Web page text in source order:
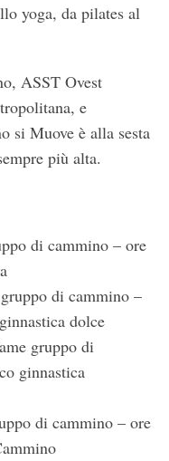
yoga, da pilates al
ASST Ovest
e
si Muove è alla sesta
più alta.
di cammino – ore
di cammino –
dolce
gruppo di
ginnastica
di cammino – ore